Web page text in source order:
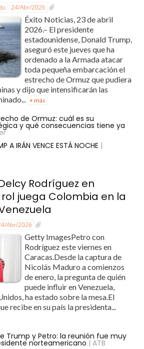
24/Abr/2026
Éxito Noticias, 23 de abril
2026.– El presidente
estadounidense, Donald Trump,
aseguró este jueves que ha
ordenado a la Armada atacar
toda pequeña embarcación el
estrecho de Ormuz que pudiera
y dijo que intensificarán las
+ más
de Ormuz: cuál es su
y qué consecuencias tiene ya
A IRÁN VENCE ESTÁ NOCHE |
Rodríguez en
juega Colombia en la
Abr/2026
Getty ImagesPetro con
Rodríguez este viernes en
Caracas.Desde la captura de
Nicolás Maduro a comienzos
de enero, la pregunta de quién
puede influir en Venezuela,
ha estado sobre la mesa.El
recibe en su país la presidenta...
Trump y Petro: la reunión fue muy
norteamericano | ATB